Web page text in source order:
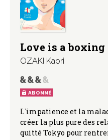
Love is a boxing
OZAKI Kaori
ABONNÉ
L`impatience et la
créer la plus pure des
quitté Tokyo pour